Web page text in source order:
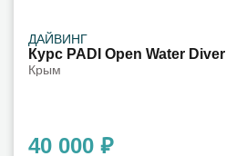
ДАЙВИНГ
Курс PADI Open Water Diver
Крым
40 000 ₽